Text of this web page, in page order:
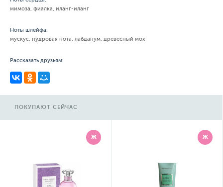
мимоза, фиалка, иланг-иланг
Ноты шлейфа:
мускус, пудровая нота, лабданум, древесный мох
Рассказать друзьям:
ПОКУПАЮТ СЕЙЧАС
Ж Ж